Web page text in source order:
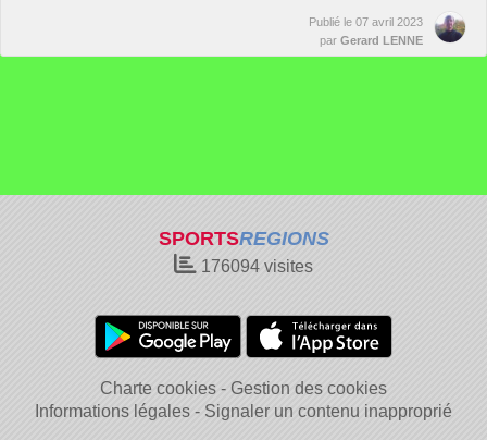
Publié le 07 avril 2023
par Gerard LENNE
SPORTSREGIONS
176094 visites
Charte cookies
Gestion des cookies
Informations légales
Signaler un contenu inapproprié